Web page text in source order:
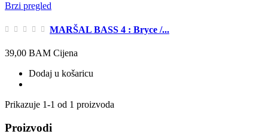
Brzi pregled
MARŠAL BASS 4 : Bryce /...
39,00 BAM Cijena
Dodaj u košaricu
Prikazuje 1-1 od 1 proizvoda
Proizvodi